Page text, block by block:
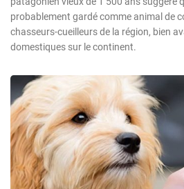
probablement gardé comme animal de
chasseurs-cueilleurs de la région, bien
domestiques sur le continent.